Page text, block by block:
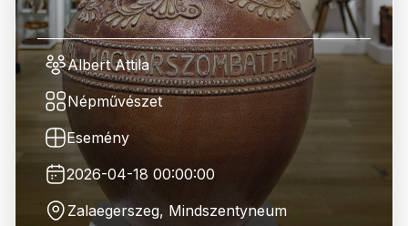
Albert Attila
Népművészet
Esemény
2026-04-18 00:00:00
Zalaegerszeg, Mindszentyneum